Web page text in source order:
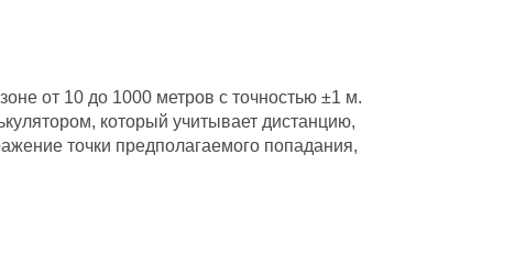
от 10 до 1000 метров с точностью ±1 м.
который учитывает дистанцию,
точки предполагаемого попадания,